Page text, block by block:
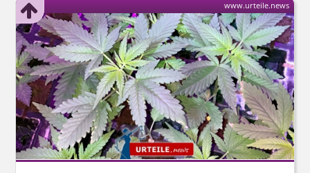
www.urteile.news